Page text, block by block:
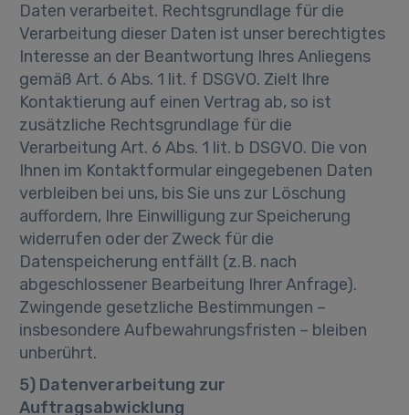
Daten verarbeitet. Rechtsgrundlage für die
Verarbeitung dieser Daten ist unser berechtigtes
Interesse an der Beantwortung Ihres Anliegens
gemäß Art. 6 Abs. 1 lit. f DSGVO. Zielt Ihre
Kontaktierung auf einen Vertrag ab, so ist
zusätzliche Rechtsgrundlage für die
Verarbeitung Art. 6 Abs. 1 lit. b DSGVO. Die von
Ihnen im Kontaktformular eingegebenen Daten
verbleiben bei uns, bis Sie uns zur Löschung
auffordern, Ihre Einwilligung zur Speicherung
widerrufen oder der Zweck für die
Datenspeicherung entfällt (z.B. nach
abgeschlossener Bearbeitung Ihrer Anfrage).
Zwingende gesetzliche Bestimmungen –
insbesondere Aufbewahrungsfristen – bleiben
unberührt.
5) Datenverarbeitung zur
Auftragsabwicklung